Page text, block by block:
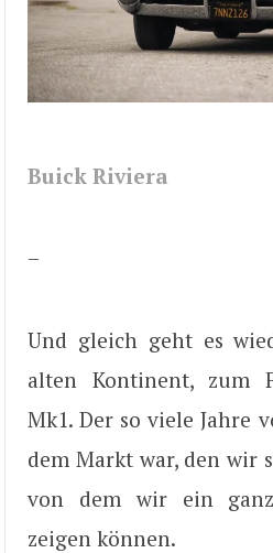
Buick Riviera
–
Und gleich geht es
alten Kontinent, zum
Mk1. Der so viele Jahre
dem Markt war, den wir
von dem wir ein ganz
zeigen können.